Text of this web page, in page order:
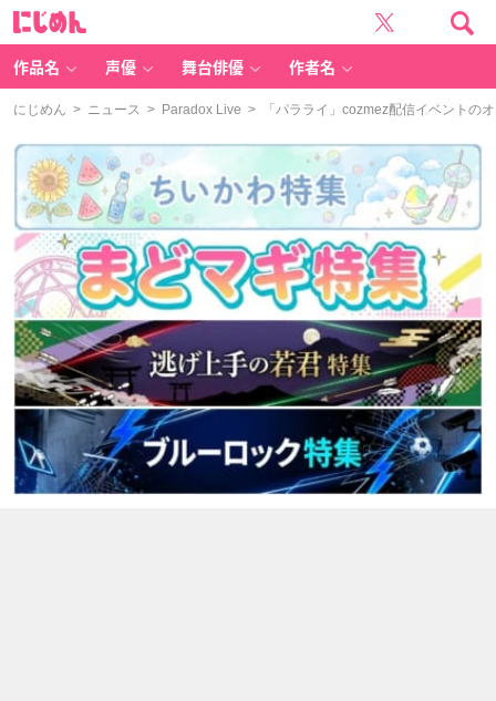
作品名 声優 舞台俳優 作者名
にじめん > ニュース > Paradox Live > 「パラライ」cozmez配信イベントの